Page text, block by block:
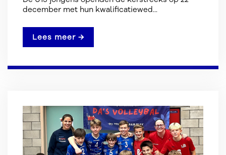
december met hun kwalificatiewed...
Lees meer →